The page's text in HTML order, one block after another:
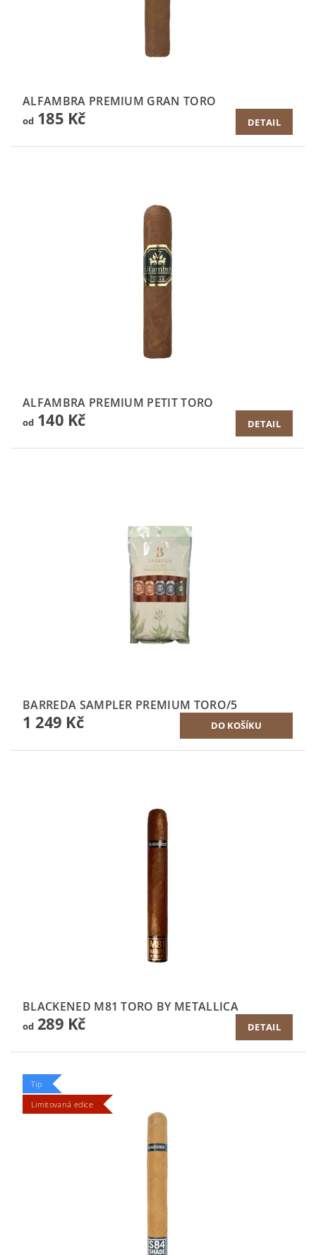
ALFAMBRA PREMIUM GRAN TORO
od185 Kč DETAIL
ALFAMBRA PREMIUM PETIT TORO
od140 Kč DETAIL
BARREDA SAMPLER PREMIUM TORO/5
1 249 Kč
BLACKENED M81 TORO BY METALLICA
od289 Kč DETAIL
Tip
Limitovaná edice